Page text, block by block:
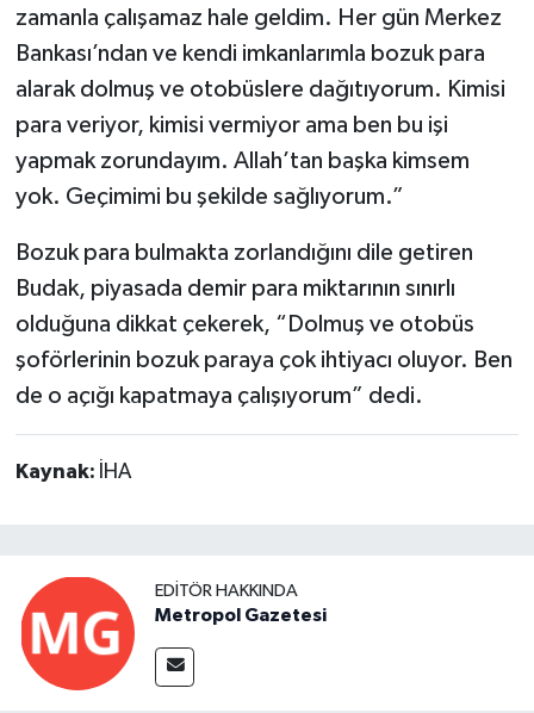
zamanla çalışamaz hale geldim. Her gün Merkez
Bankası’ndan ve kendi imkanlarımla bozuk para
alarak dolmuş ve otobüslere dağıtıyorum. Kimisi
para veriyor, kimisi vermiyor ama ben bu işi
yapmak zorundayım. Allah’tan başka kimsem
yok. Geçimimi bu şekilde sağlıyorum.”
Bozuk para bulmakta zorlandığını dile getiren
Budak, piyasada demir para miktarının sınırlı
olduğuna dikkat çekerek, “Dolmuş ve otobüs
şoförlerinin bozuk paraya çok ihtiyacı oluyor. Ben
de o açığı kapatmaya çalışıyorum” dedi.
Kaynak: İHA
EDITÖR HAKKINDA
Metropol Gazetesi